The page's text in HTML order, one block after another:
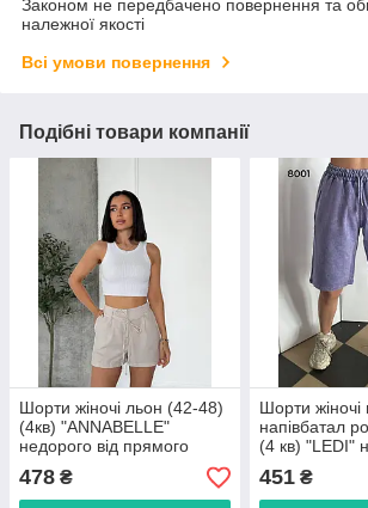
Законом не передбачено повернення та
належної якості
Всі умови повернення
Подібні товари компанії
Шорти жіночі льон (42-48)
(4кв) "ANNABELLE"
недорого від прямого
постачальника AP
478 ₴
Шорти жіночі
напівбатал
(4 кв) "LEDI"
прямого
451₴